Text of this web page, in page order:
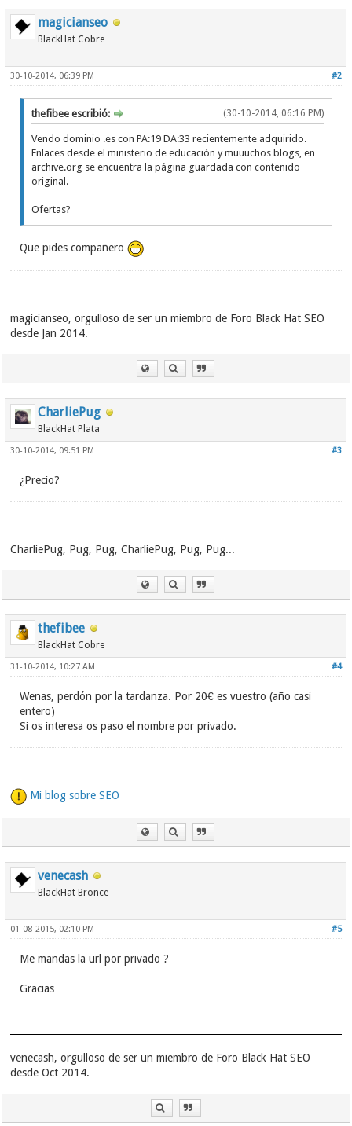
magicianseo
BlackHat Cobre
#2
30-10-2014, 06:39 PM
(30-10-2014, 06:16 PM)
thefibee escribió:
Vendo dominio .es con PA:19 DA:33 recientemente adquirido.
Enlaces desde el ministerio de educación y muuuchos blogs, en
archive.org se encuentra la página guardada con contenido
original.
Ofertas?
Que pides compañero
magicianseo, orgulloso de ser un miembro de Foro Black Hat SEO
desde Jan 2014.
CharliePug
BlackHat Plata
#3
30-10-2014, 09:51 PM
¿Precio?
CharliePug, Pug, Pug, CharliePug, Pug, Pug...
thefibee
BlackHat Cobre
#4
31-10-2014, 10:27 AM
Wenas, perdón por la tardanza. Por 20€ es vuestro (año casi
entero)
Si os interesa os paso el nombre por privado.
Mi blog sobre SEO
venecash
BlackHat Bronce
#5
01-08-2015, 02:10 PM
Me mandas la url por privado ?
Gracias
venecash, orgulloso de ser un miembro de Foro Black Hat SEO
desde Oct 2014.